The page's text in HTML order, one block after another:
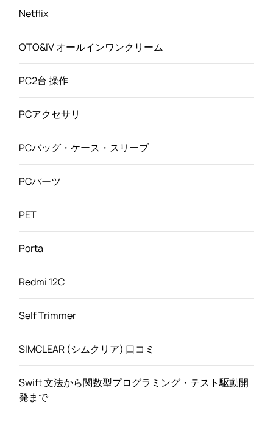
Netflix
OTO&IV オールインワンクリーム
PC2台 操作
PCアクセサリ
PCバッグ・ケース・スリーブ
PCパーツ
PET
Porta
Redmi 12C
Self Trimmer
SIMCLEAR (シムクリア) 口コミ
Swift 文法から関数型プログラミング・テスト駆動開
発まで